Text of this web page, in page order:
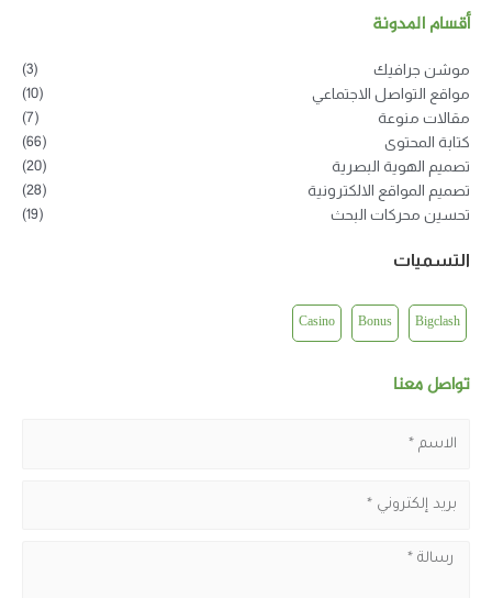
أقسام المدونة
تحسين محركات البحث (19)
تصميم المواقع الالكترونية (28)
تصميم الهوية البصرية (20)
كتابة المحتوى (66)
مقالات منوعة (7)
مواقع التواصل الاجتماعي (10)
موشن جرافيك (3)
التسميات
Bigclash
Bonus
Casino
تواصل معنا